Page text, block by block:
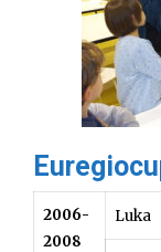
2006-
2008
Luka